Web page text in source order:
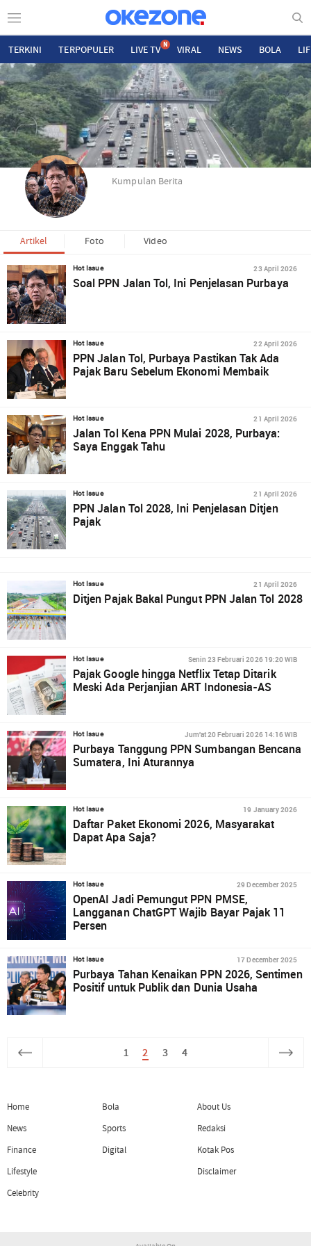
TERKINI TERPOPULER LIVE TV N VIRAL NEWS BOLA
Kumpulan Berita
Artikel Foto Video
Hot Issue 23 April 2026
Soal PPN Jalan Tol, Ini Penjelasan Purbaya
Hot Issue 22 April 2026
PPN Jalan Tol, Purbaya Pastikan Tak Ada
Pajak Baru Sebelum Ekonomi Membaik
Hot Issue 21 April 2026
Jalan Tol Kena PPN Mulai 2028, Purbaya:
Saya Enggak Tahu
Hot Issue 21 April 2026
PPN Jalan Tol 2028, Ini Penjelasan Ditjen
Pajak
Hot Issue 21 April 2026
Ditjen Pajak Bakal Pungut PPN Jalan Tol 2028
Hot Issue Senin 23 Februari 2026 19:20 WIB
Pajak Google hingga Netflix Tetap Ditarik
Meski Ada Perjanjian ART Indonesia-AS
Hot Issue Jum'at 20 Februari 2026 14:16 WIB
Purbaya Tanggung PPN Sumbangan Bencana
Sumatera, Ini Aturannya
Hot Issue 19 January 2026
Daftar Paket Ekonomi 2026, Masyarakat
Dapat Apa Saja?
Hot Issue 29 December 2025
OpenAI Jadi Pemungut PPN PMSE,
Langganan ChatGPT Wajib Bayar Pajak 11
Persen
Hot Issue 17 December 2025
Purbaya Tahan Kenaikan PPN 2026, Sentimen
Positif untuk Publik dan Dunia Usaha
1 2 3 4
Home
News
Finance
Lifestyle
Celebrity
Bola
Sports
Digital
About Us
Redaksi
Kotak Pos
Disclaimer